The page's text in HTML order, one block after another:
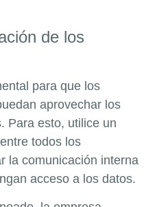
de los
para que los
aprovechar los
Para esto, utilice un
todos los
la comunicación interna
acceso a los datos.